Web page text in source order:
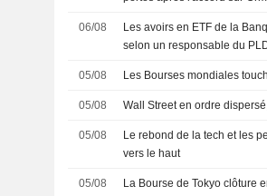
06/08
Les avoirs en ETF de la
selon un responsable du
05/08 Les Bourses mondiales
05/08 Wall Street en ordre
05/08
Le rebond de la tech et les
vers le haut
05/08 La Bourse de Tokyo clôture